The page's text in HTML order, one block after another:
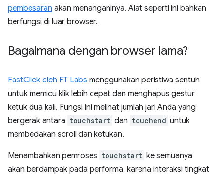
pembesaran akan menanganinya. Alat seperti ini bahkan
berfungsi di luar browser.
Bagaimana dengan browser lama?
FastClick oleh FT Labs menggunakan peristiwa sentuh
untuk memicu klik lebih cepat dan menghapus gestur
ketuk dua kali. Fungsi ini melihat jumlah jari Anda yang
bergerak antara touchstart dan touchend untuk
membedakan scroll dan ketukan.
Menambahkan pemroses touchstart ke semuanya
akan berdampak pada performa, karena interaksi tingkat